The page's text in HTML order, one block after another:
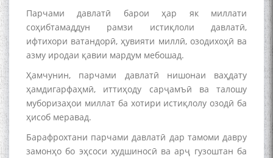
Парчами давлатӣ барои ҳар як миллати
соҳибтамаддун рамзи истиқлоли давлатӣ,
ифтихори ватандорӣ, ҳувияти миллӣ, озодихоҳӣ ва
азму иродаи қавии мардум мебошад.
Ҳамчунин, парчами давлатӣ нишонаи ваҳдату
ҳамдигарфаҳмӣ, иттиҳоду сарҷамъӣ ва талошу
муборизаҳои миллат ба хотири истиқлолу озодӣ ба
ҳисоб меравад.
Барафрохтани парчами давлатӣ дар тамоми давру
замонҳо бо эҳсоси худшиносӣ ва арҷ гузоштан ба